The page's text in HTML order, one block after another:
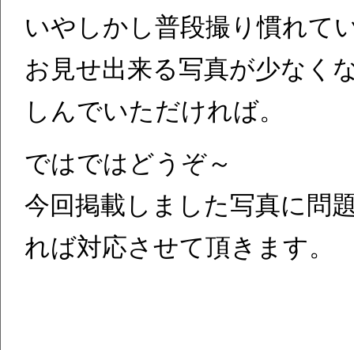
いやしかし普段撮り慣れて
お見せ出来る写真が少なく
しんでいただければ。
ではではどうぞ～
今回掲載しました写真に問
れば対応させて頂きます。